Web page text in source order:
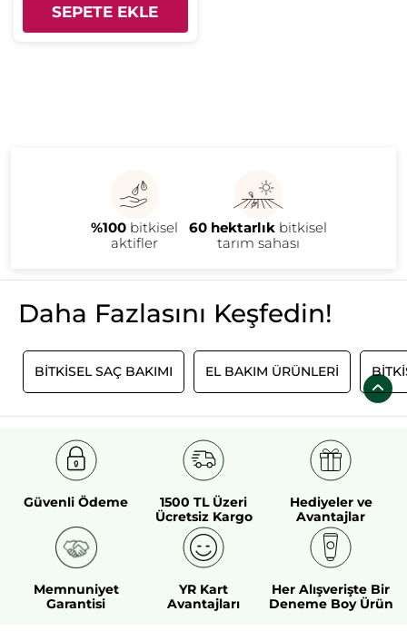
SEPETE EKLE
%100 bitkisel
aktifler
60 hektarlık bitkisel
tarım sahası
Daha Fazlasını Keşfedin!
BITKISEL SAÇ BAKIMI EL BAKIM ÜRÜNLERI
Güvenli Ödeme
1500 TL Üzeri
Ücretsiz Kargo
Hediyeler ve
Avantajlar
Memnuniyet
Garantisi
YR Kart
Avantajları
Her Alışverişte Bir
Deneme Boy Ürün